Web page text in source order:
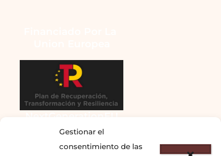
Gestionar el
consentimiento de las